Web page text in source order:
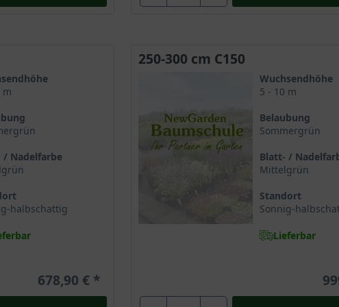
(Misch-) Hecke
zur Geltung zu kommen einen ausreichend großen Standort
bescheren. In solitärem Stand gepflanzt wird er zum
einer Hecke gepflanzt hervorragend zur Geltung. Er schmückt zumeist
um dieses mit seiner natürlichen Erscheinung zu verschönern und
m
/ Nadelfarbe
halbschattig
678,90 €
250-300 cm C150
Wuchsendhöhe
5 - 10 m
Belaubung
Sommergrün
Blatt- /
Mittelgrün
Standort
Sonnig-
Lieferbar